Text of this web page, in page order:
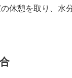
休憩を取り、水